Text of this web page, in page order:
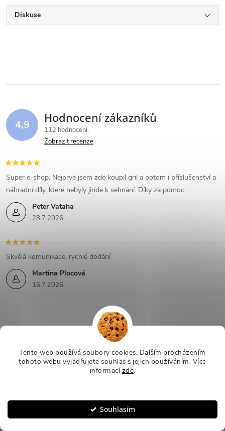
Tento web používá soubory cookies. Dalším procházením
tohoto webu vyjadřujete souhlas s jejich používáním. Více
informacízde.
Souhlasím
Diskuse
4,9 Hodnocení zákazníků
112 hodnocení
Zobrazit recenze
Peter Vataha
28.7.2026
Super e-shop. Nejprve jsem zde koupil gril a potom i příslušenství a
náhradní díly, které nebyly jinde k sehnání. Díky za pomoc.
Martina Plocová
16.7.2026
Skvělá komunikace, rychlé dodání
á
p
Mějte přehled o novinkách
a slevách
Vložením e-mailu souhlasíte spodmínkami ochrany osobních údajů